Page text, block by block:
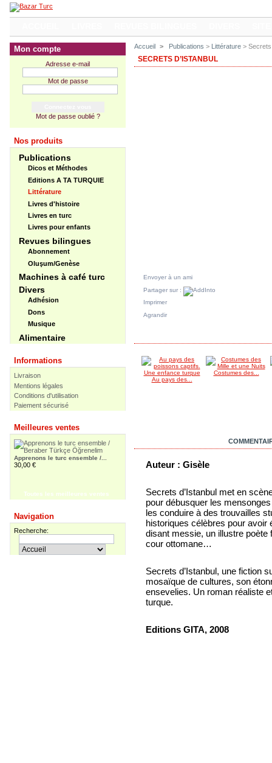
Mon compte
Adresse e-mail
Mot de passe
Mot de passe oublié ?
Nos produits
Publications
Dicos et Méthodes
Editions A TA TURQUIE
Littérature
Livres d'histoire
Livres en turc
Livres pour enfants
Revues bilingues
Abonnement
Oluşum/Genèse
Machines à café turc
Divers
Adhésion
Dons
Musique
Alimentaire
Informations
Livraison
Mentions légales
Conditions d'utilisation
Paiement sécurisé
Meilleures ventes
Apprenons le turc ensemble /...
30,00 €
55,00 €
Pir Sultan Abdal
16,00 €
Toutes les meilleures ventes
Navigation
Recherche:
Accueil > Publications > Littérature > Secrets
SECRETS D’ISTANBUL
Envoyer à un ami
Partager sur :
Imprimer
Agrandir
Au pays des...
Costumes des...
Auteur : Gisèle
Secrets d’Istanbul met en
pour débusquer les
les conduire à des trouvailles
historiques célèbres pour avoir
disant messie, un illustre poète
cour ottomane…
Secrets d’Istanbul, une fiction
mosaïque de cultures, son
ensevelies. Un roman réaliste
turque.
Editions GITA, 2008